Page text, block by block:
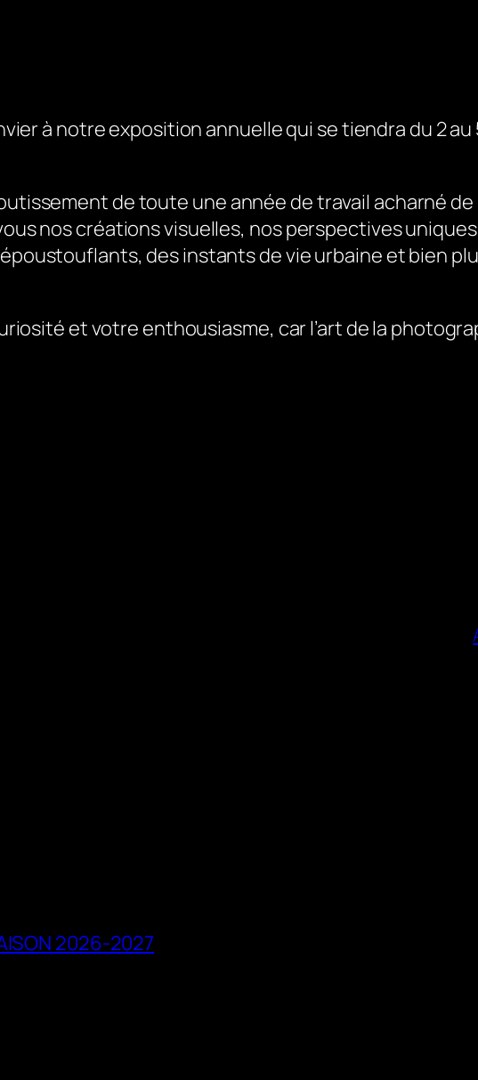
à notre exposition annuelle qui se tiendra du 2 au
de toute une année de travail acharné
nos créations visuelles, nos perspectives
des instants de vie urbaine et bien
et votre enthousiasme, car l’art de la
2026-2027